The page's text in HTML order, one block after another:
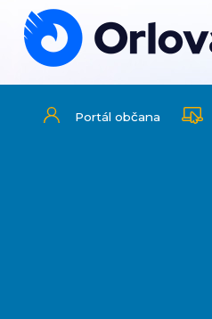
Portál občana